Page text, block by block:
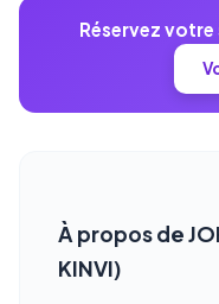
Réservez
À propos de
KINVI)